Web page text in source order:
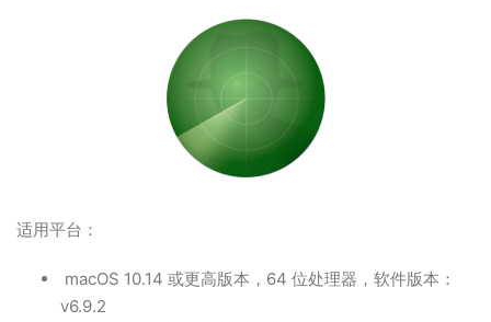
适用平台：
macOS 10.14 或更高版本，64 位处理器，软件版本：
v6.9.2